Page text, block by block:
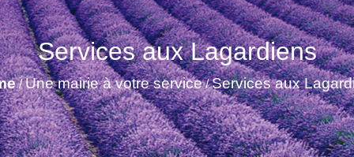
Services aux Lagardiens
/Une mairie à votre service/Services aux